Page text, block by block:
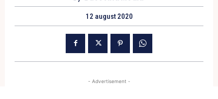
12 august 2020
- Advertisement -